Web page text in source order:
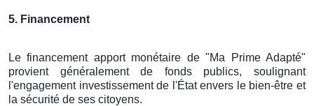
5. Financement
Le financement apport monétaire de "Ma Prime Adapté"
provient généralement de fonds publics, soulignant
l'engagement investissement de l'État envers le bien-être et
la sécurité de ses citoyens.